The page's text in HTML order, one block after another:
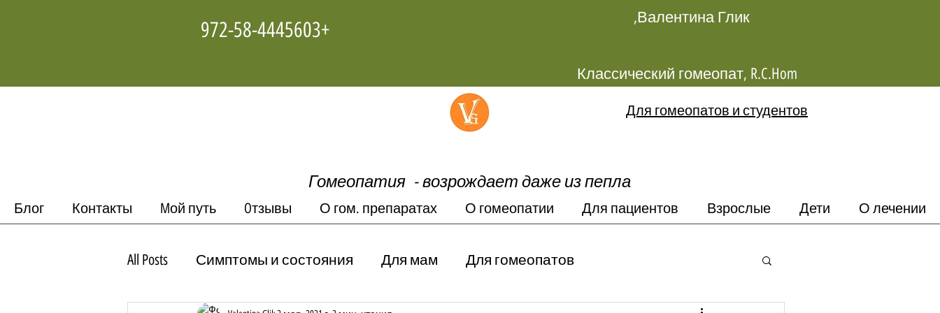
Валентина Глик,
+972-58-4445603
Для гомеопатов и студентов
Гомеопатия -возрождает даже из пепла
О лечении
Дети
Взрослые
Для пациентов
О гомеопатии
О гом. препаратах
Oтзывы
Mой путь
Контакты
Блог
All Posts Симптомы и состояния Для мам Для гомеопатов